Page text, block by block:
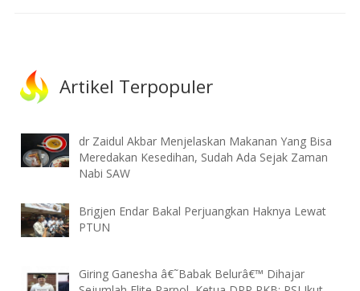
Artikel Terpopuler
dr Zaidul Akbar Menjelaskan Makanan Yang Bisa
Meredakan Kesedihan, Sudah Ada Sejak Zaman
Nabi SAW
Brigjen Endar Bakal Perjuangkan Haknya Lewat
PTUN
Giring Ganesha â€˜Babak Belurâ€™ Dihajar